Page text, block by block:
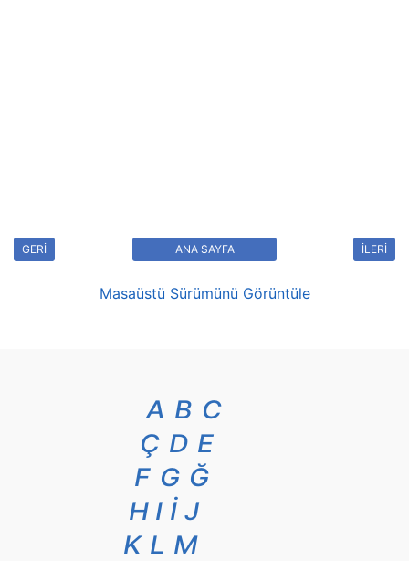
GERİ İLERİ
ANA SAYFA
Masaüstü Sürümünü Görüntüle
A B C
Ç D E
F G Ğ
H I İ J
K L M